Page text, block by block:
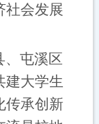
社会发展
屯溪区
建大学生
传承创新